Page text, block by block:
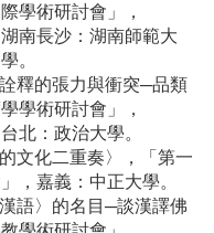
學術研討會」，
湖南長沙：湖南師範大
學。
詮釋的張力與衝突─品類
學術研討會」，
台北：政治大學。
文化二重奏〉，「第一
，嘉義：中正大學。
語〉的名目─談漢譯佛